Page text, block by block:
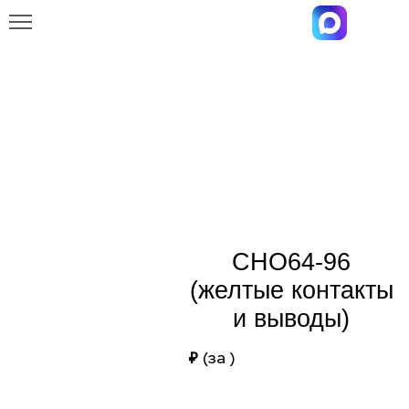
СНО64-96
(желтые контакты
и выводы)
₽ (за )